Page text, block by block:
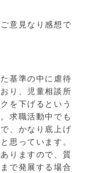
意見なり感想で
基準の中に虐待
り、児童相談所
を下げるという
求職活動中でも
、かなり底上げ
思っています。
りますので、質
で発展する場合